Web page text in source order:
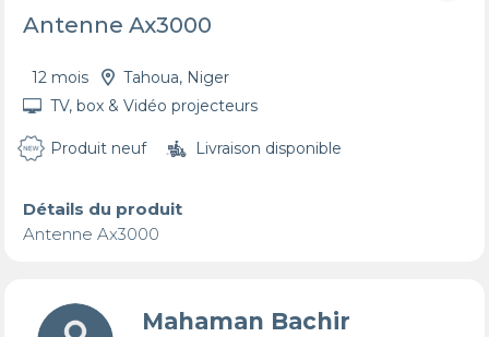
Antenne Ax3000
12 mois
Tahoua, Niger
TV, box & Vidéo projecteurs
Produit neuf Livraison disponible
Détails du produit
Antenne Ax3000
Mahaman Bachir